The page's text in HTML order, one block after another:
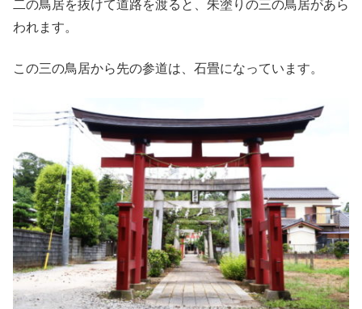
二の鳥居を抜けて道路を渡ると、朱塗りの三の鳥居があら
われます。
この三の鳥居から先の参道は、石畳になっています。